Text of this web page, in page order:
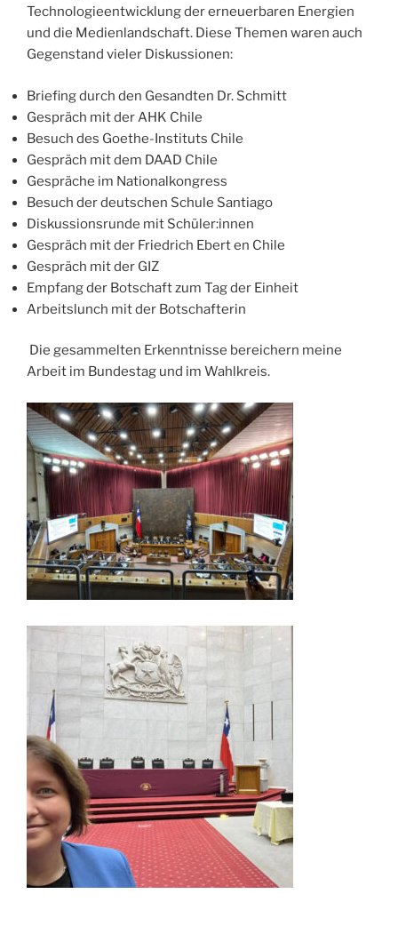
Technologieentwicklung der erneuerbaren Energien
und die Medienlandschaft. Diese Themen waren auch
Gegenstand vieler Diskussionen:
Briefing durch den Gesandten Dr. Schmitt
Gespräch mit der AHK Chile
Besuch des Goethe-Instituts Chile
Gespräch mit dem DAAD Chile
Gespräche im Nationalkongress
Besuch der deutschen Schule Santiago
Diskussionsrunde mit Schüler:innen
Gespräch mit der Friedrich Ebert en Chile
Gespräch mit der GIZ
Empfang der Botschaft zum Tag der Einheit
Arbeitslunch mit der Botschafterin
Die gesammelten Erkenntnisse bereichern meine
Arbeit im Bundestag und im Wahlkreis.